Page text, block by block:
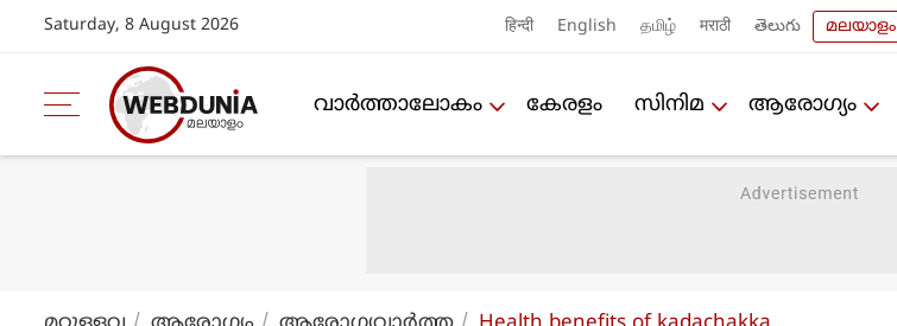
Saturday, 8 August 2026 हिन्दी English தமிழ் मराठी తెలుగు മലയാളം
വാര്‍ത്താലോകം കേരളം സിനിമ ആരോഗ്യം